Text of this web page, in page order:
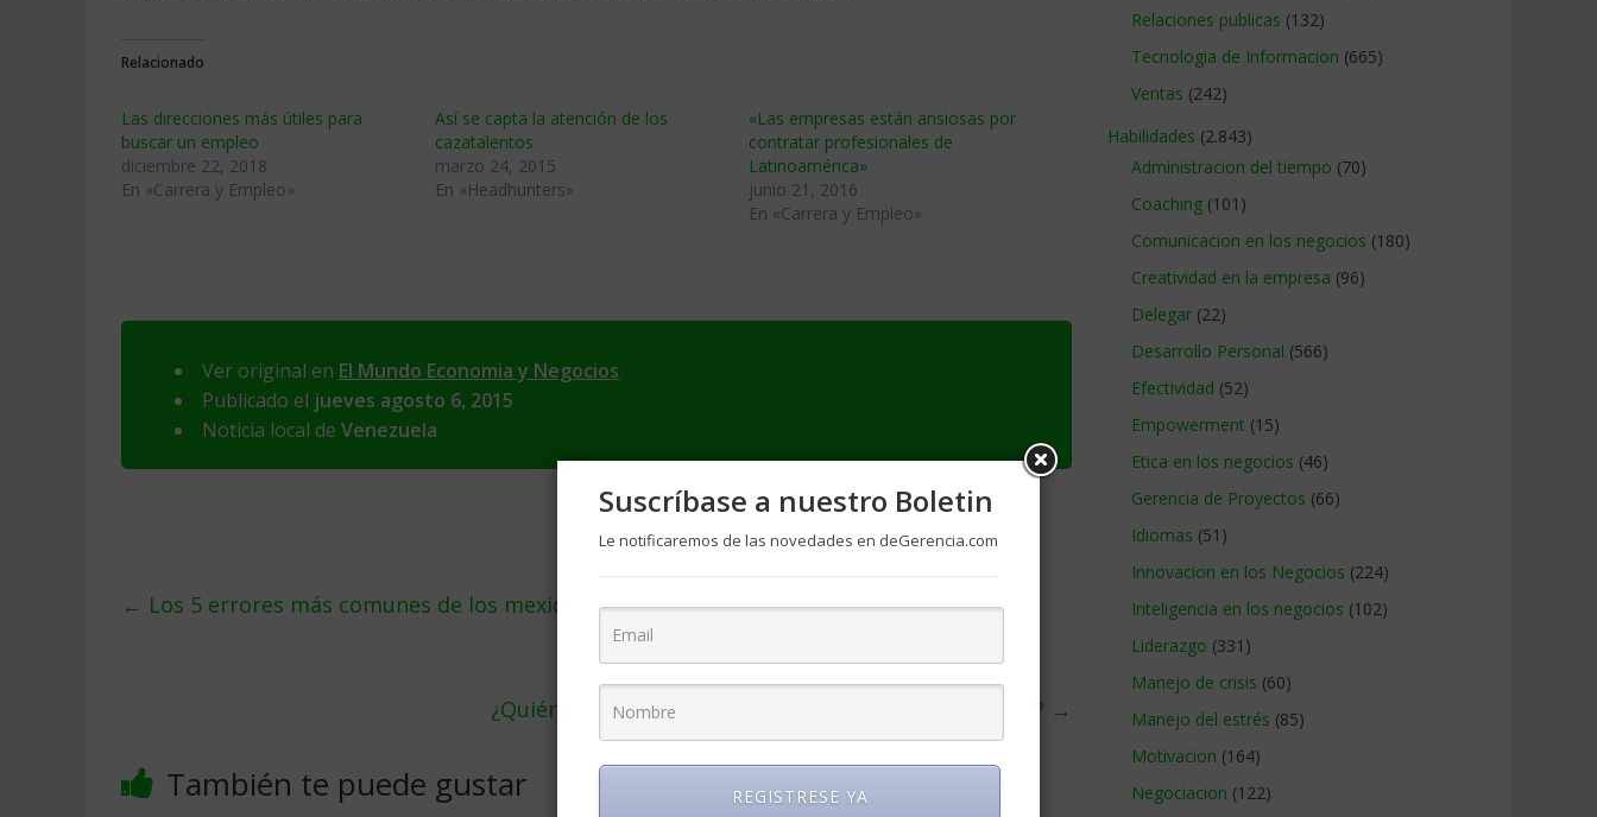
Relacionado
Las direcciones más útiles para
buscar un empleo
diciembre 22, 2018
En «Carrera y Empleo»
Así se capta la atención de los
cazatalentos
marzo 24, 2015
En «Headhunters»
«Las empresas están ansiosas por
contratar profesionales de
Latinoamérica»
junio 21, 2016
En «Carrera y Empleo»
Ver original en El Mundo Economia y Negocios
Publicado el jueves agosto 6, 2015
Noticia local de Venezuela
← Los 5 errores más comunes de los mexicanos al emprender
¿Quiénes son los Mark Zuckerberg de América Latina? →
También te puede gustar
Relaciones publicas (132)
Tecnologia de Informacion (665)
Ventas (242)
Habilidades (2.843)
Administracion del tiempo (70)
Coaching (101)
Comunicacion en los negocios (180)
Creatividad en la empresa (96)
Delegar (22)
Desarrollo Personal (566)
Efectividad (52)
Empowerment (15)
Etica en los negocios (46)
Gerencia de Proyectos (66)
Idiomas (51)
Innovacion en los Negocios (224)
Inteligencia en los negocios (102)
Liderazgo (331)
Manejo de crisis (60)
Manejo del estrés (85)
Motivacion (164)
Negociacion (122)
Suscríbase a nuestro Boletin
Le notificaremos de las novedades en deGerencia.com
REGISTRESE YA